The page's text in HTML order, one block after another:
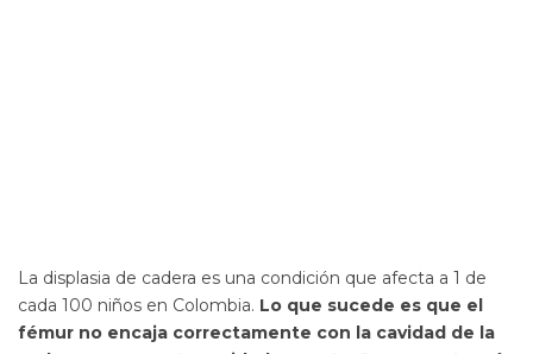
La displasia de cadera es una condición que afecta a 1 de
cada 100 niños en Colombia. Lo que sucede es que el
fémur no encaja correctamente con la cavidad de la